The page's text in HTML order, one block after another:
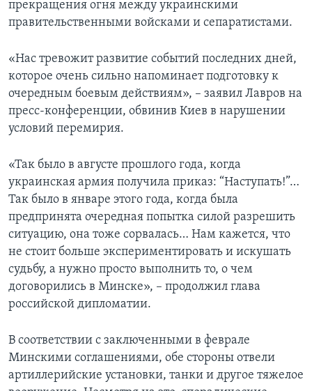
прекращения огня между украинскими
правительственными войсками и сепаратистами.
«Нас тревожит развитие событий последних дней,
которое очень сильно напоминает подготовку к
очередным боевым действиям», – заявил Лавров на
пресс-конференции, обвинив Киев в нарушении
условий перемирия.
«Так было в августе прошлого года, когда
украинская армия получила приказ: “Наступать!”…
Так было в январе этого года, когда была
предпринята очередная попытка силой разрешить
ситуацию, она тоже сорвалась… Нам кажется, что
не стоит больше экспериментировать и искушать
судьбу, а нужно просто выполнить то, о чем
договорились в Минске», – продолжил глава
российской дипломатии.
В соответствии с заключенными в феврале
Минскими соглашениями, обе стороны отвели
артиллерийские установки, танки и другое тяжелое